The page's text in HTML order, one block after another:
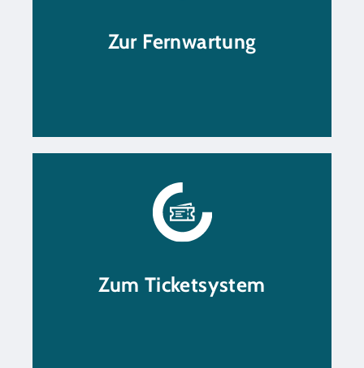
Zur Fernwartung
TeamViewer
Zum Ticketsystem
Hier können Sie Ihr
Ticket erstellen.
Zum Ticketsystem